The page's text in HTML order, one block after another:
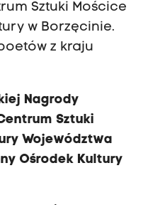
Sztuki Mościce
w Borzęcinie.
z kraju
Nagrody
Sztuki
Województwa
Ośrodek Kultury